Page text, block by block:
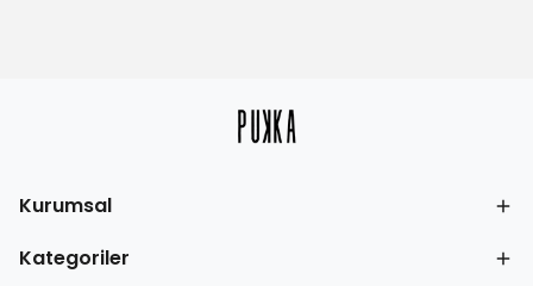
Kurumsal
Kategoriler